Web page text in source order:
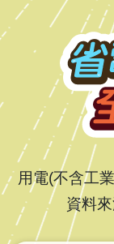
用電(不含工
資料